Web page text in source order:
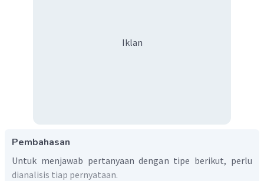
Iklan
Pembahasan
Untuk menjawab pertanyaan dengan tipe berikut, perlu
dianalisis tiap pernyataan.